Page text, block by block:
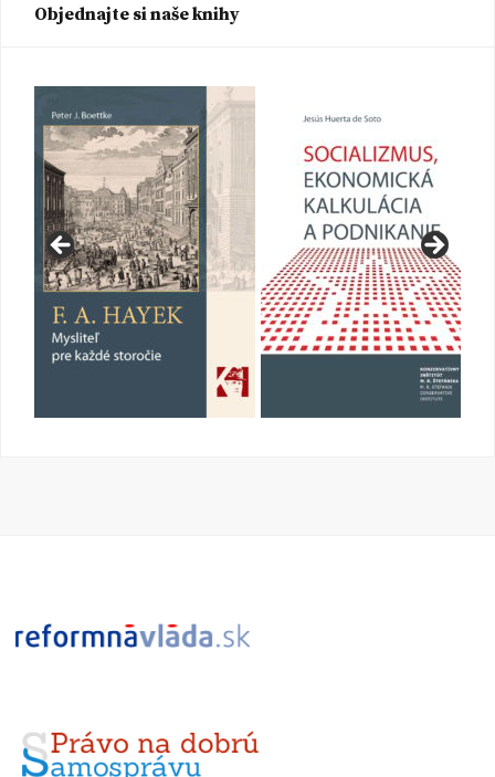
Objednajte si naše knihy